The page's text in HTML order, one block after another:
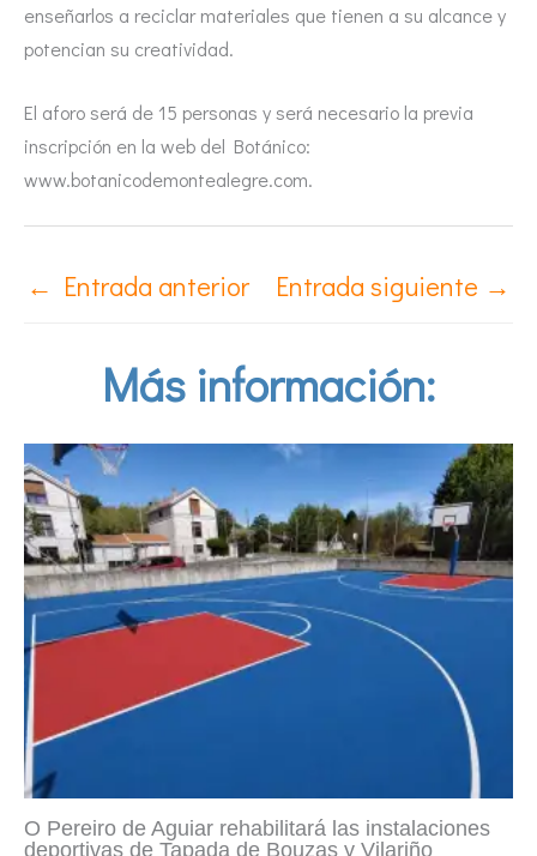
enseñarlos a reciclar materiales que tienen a su alcance y
potencian su creatividad.
El aforo será de 15 personas y será necesario la previa
inscripción en la web del Botánico:
www.botanicodemontealegre.com.
← Entrada anterior Entrada siguiente →
Más información:
O Pereiro de Aguiar rehabilitará las instalaciones
deportivas de Tapada de Bouzas y Vilariño